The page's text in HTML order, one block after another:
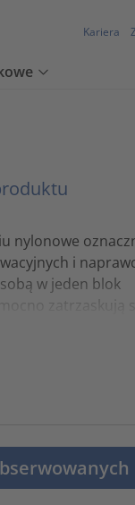
Kariera
nylonowe
i
w jeden blok
zatrzaskują